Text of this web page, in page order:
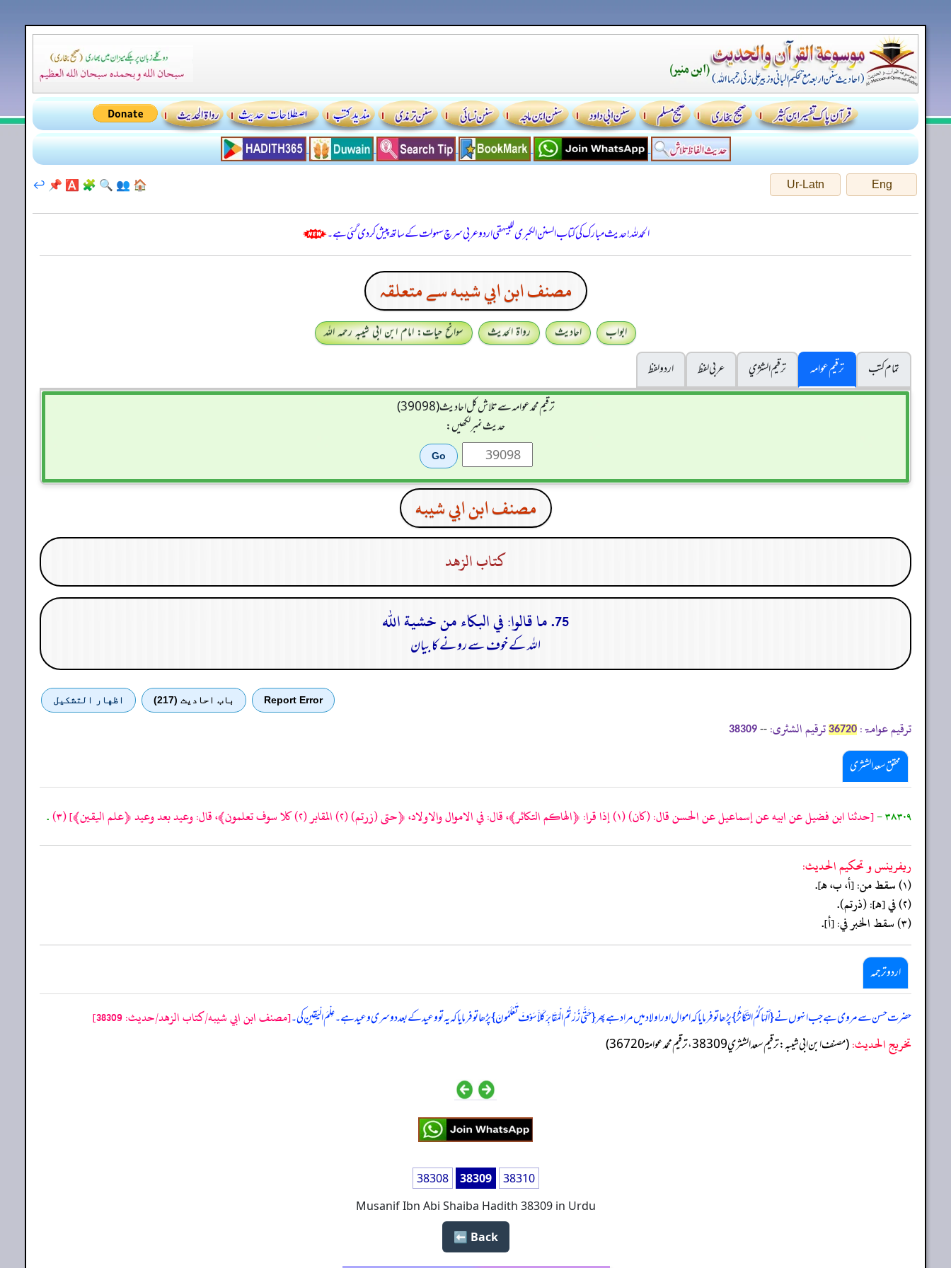
Eng
Ur-Latn
🏠
👥
🔍
🧩
🅰️
📌
↩️
الحمدللہ! حدیث مبارک کی کتاب السنن الكبرى للبيهقي اردو عربی سرچ سہولت کے ساتھ پیش کر دی گئی ہے۔
مصنف ابن ابي شيبه سے متعلقہ
ابواب احادیث رواۃ الحدیث
سوانح حیات: امام ابن ابی شیبہ رحمہ اللہ
تمام کتب
ترقیم عوامہ ترقيم الشژي عربی لفظ
اردو لفظ
ترقیم محمدعوامہ سے تلاش کل احادیث (39098)
حدیث نمبر لکھیں:
مصنف ابن ابي شيبه
كتاب الزهد
75. ما قالوا: في البكاء من خشية الله
اللہ کے خوف سے رونے کا بیان
Report Error باب احادیث (217) اظهار التشكيل
ترقیم عوامۃ: 36720 ترقیم الشثری: --
38309
محقق سعد الشثری
٣٨٣٠٩ - [حدثنا ابن فضيل عن ابيه عن إسماعيل عن الحسن قال:(كان)(١) إذا قرا: ﴿الهاكم التكاثر﴾، قال: في الاموال والاولاد، ﴿حتى(زرتم)(٢) المقابر(٢) كلا سوف تعلمون﴾، قال: وعيد بعد وعيد ﴿علم اليقين﴾](٣) .
ريفرينس و تحكيم الحدیث:
(١) سقط من: [أ، ب، هـ].
(٢) في [هـ]: (ذرتم).
(٣) سقط الخبر في: [أ].
اردو ترجمہ
حضرت حسن سے مروی ہے جب انہوں نے { أَلْہَاکُمُ التَّکَاثُرُ } پڑھا تو فرمایا کہ اموال اور اولاد میں مراد ہے پھر { حَتَّی زُرْتُمُ الْمَقَابِرَ کَلاَّ سَوْفَ تَعْلَمُونَ } پڑھا تو فرمایا کہ یہ تو وعید کے بعد دوسری وعید ہے۔ عِلْمَ الْیَقِینِ کی۔[مصنف ابن ابي شيبه/كتاب الزهد/حدیث: 38309]
تخریج الحدیث:(مصنف ابن ابي شيبه: ترقيم سعد الشثري 38309، ترقيم محمد عوامة 36720)
38308 38309
38310
Musanif Ibn Abi Shaiba Hadith 38309 in Urdu
Back ⬅️